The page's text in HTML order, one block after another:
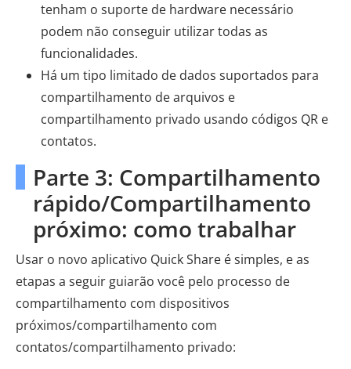
tenham o suporte de hardware necessário
podem não conseguir utilizar todas as
funcionalidades.
Há um tipo limitado de dados suportados para
compartilhamento de arquivos e
compartilhamento privado usando códigos QR e
contatos.
Parte 3: Compartilhamento
rápido/Compartilhamento
próximo: como trabalhar
Usar o novo aplicativo Quick Share é simples, e as
etapas a seguir guiarão você pelo processo de
compartilhamento com dispositivos
próximos/compartilhamento com
contatos/compartilhamento privado: